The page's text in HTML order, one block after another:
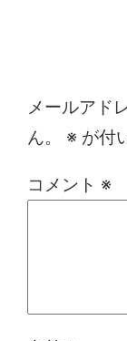
メールアド
ん。
※ が付
コメント ※